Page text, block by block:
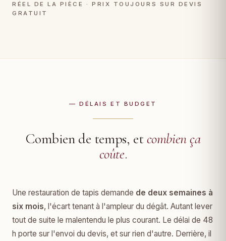
RÉEL DE LA PIÈCE · PRIX TOUJOURS SUR DEVIS
GRATUIT
— DÉLAIS ET BUDGET
Combien de temps, etcombien ça
coûte.
Une restauration de tapis demande de deux semaines à
six mois, l'écart tenant à l'ampleur du dégât. Autant lever
tout de suite le malentendu le plus courant. Le délai de 48
h porte sur l'envoi du devis, et sur rien d'autre. Derrière, il